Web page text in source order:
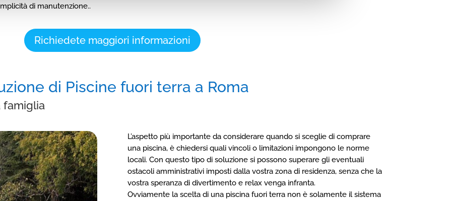
di manutenzione..
Richiedete maggiori informazioni
di Piscine fuori terra a Roma
famiglia
L’aspetto più importante da considerare quando si sceglie di comprare
una piscina, è chiedersi quali vincoli o limitazioni impongono le norme
locali. Con questo tipo di soluzione si possono superare gli eventuali
ostacoli amministrativi imposti dalla vostra zona di residenza, senza che la
vostra speranza di divertimento e relax venga infranta.
Ovviamente la scelta di una piscina fuori terra non è solamente il sistema